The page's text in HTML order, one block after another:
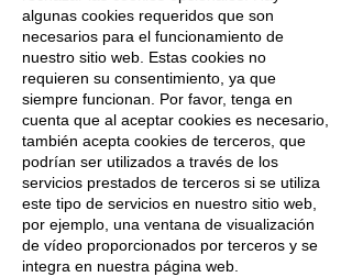
algunas cookies requeridos que son
necesarios para el funcionamiento de
nuestro sitio web. Estas cookies no
requieren su consentimiento, ya que
siempre funcionan. Por favor, tenga en
cuenta que al aceptar cookies es necesario,
también acepta cookies de terceros, que
podrían ser utilizados a través de los
servicios prestados de terceros si se utiliza
este tipo de servicios en nuestro sitio web,
por ejemplo, una ventana de visualización
de vídeo proporcionados por terceros y se
integra en nuestra página web.